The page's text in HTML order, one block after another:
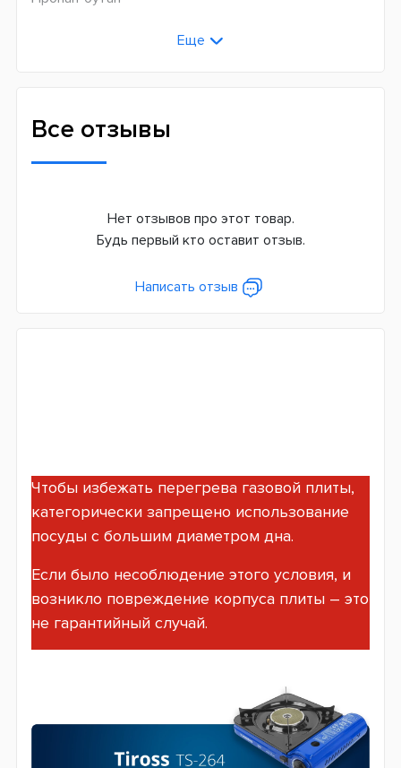
Крепления к баллону/резервуару
Еще
Все отзывы
Нет отзывов про этот товар.
Будь первый кто оставит отзыв.
Написать отзыв
Чтобы избежать перегрева газовой плиты,
категорически запрещено использование
посуды с большим диаметром дна.
Если было несоблюдение этого условия, и
возникло повреждение корпуса плиты – это
не гарантийный случай.